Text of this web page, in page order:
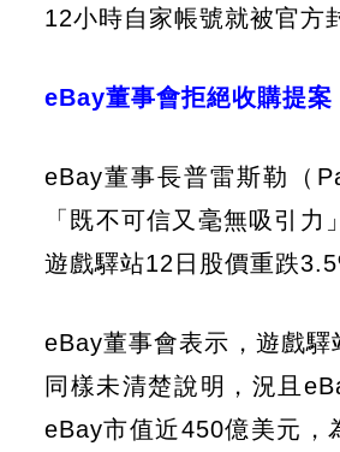
12小時自家帳號就被官方
eBay董事會拒絕收購提
eBay董事長普雷斯勒（
「既不可信又毫無吸引
遊戲驛站12日股價重跌
eBay董事會表示，遊戲驛
同樣未清楚說明，況且
eBay市值近450億美元，